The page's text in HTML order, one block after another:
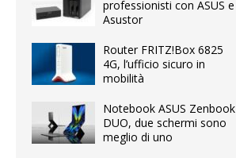
professionisti con ASUS e
Asustor
Router FRITZ!Box 6825
4G, l’ufficio sicuro in
mobilità
Notebook ASUS Zenbook
DUO, due schermi sono
meglio di uno